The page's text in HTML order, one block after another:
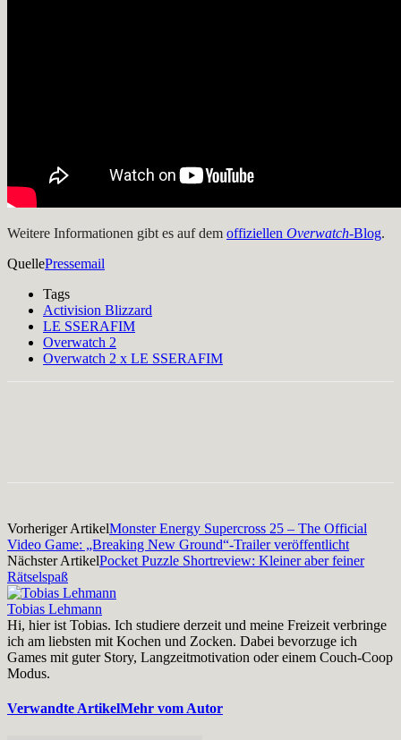
Weitere Informationen gibt es auf dem offiziellen Overwatch-Blog.
QuellePressemail
Tags
Activision Blizzard
LE SSERAFIM
Overwatch 2
Overwatch 2 x LE SSERAFIM
Vorheriger ArtikelMonster Energy Supercross 25 – The Official
Video Game: „Breaking New Ground“-Trailer veröffentlicht
Nächster ArtikelPocket Puzzle Shortreview: Kleiner aber feiner
Rätselspaß
Tobias Lehmann
Hi, hier ist Tobias. Ich studiere derzeit und meine Freizeit verbringe
ich am liebsten mit Kochen und Zocken. Dabei bevorzuge ich
Games mit guter Story, Langzeitmotivation oder einem Couch-Coop
Modus.
Verwandte ArtikelMehr vom Autor